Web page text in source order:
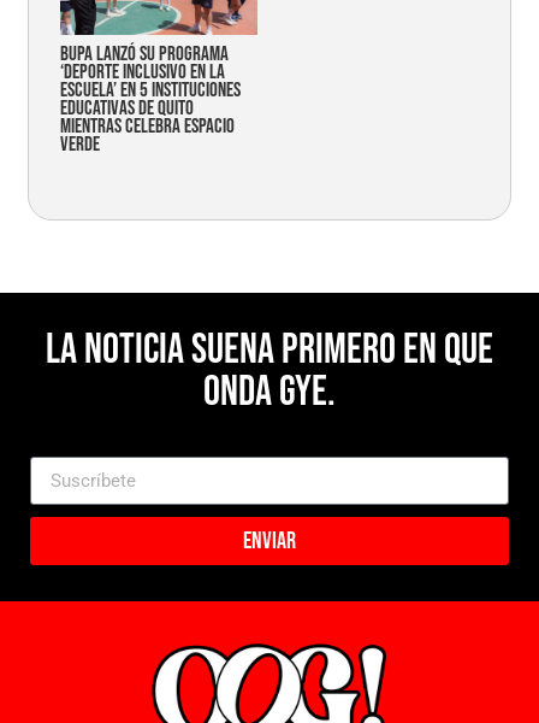
Bupa lanzó su programa
‘Deporte Inclusivo en la
Escuela’ en 5 instituciones
educativas de Quito
mientras celebra espacio
verde
La noticia suena primero en Que
Onda Gye.
Enviar